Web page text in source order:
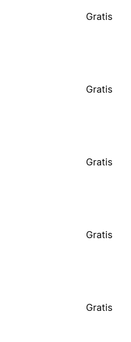
Gratis
Gratis
Gratis
Gratis
Gratis